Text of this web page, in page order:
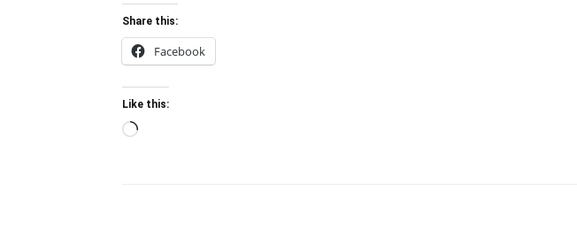
Share this:
Facebook
Like this: